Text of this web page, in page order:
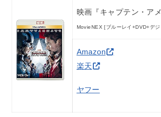
映画『キャプテン・ア
MovieNEX [ブルーレイ+DVD+デ
Amazon
楽天
ヤフー